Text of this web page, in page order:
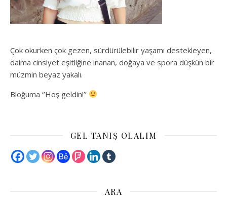
Çok okurken çok gezen, sürdürülebilir yaşamı destekleyen,
daima cinsiyet eşitliğine inanan, doğaya ve spora düşkün bir
müzmin beyaz yakalı.
Bloğuma ‘’Hoş geldin!’’
GEL TANIŞ OLALIM
ARA